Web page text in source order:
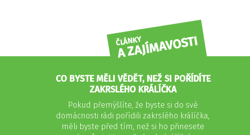
ČLÁNKY
A ZAJÍMAVOSTI
CO BYSTE MĚLI VĚDĚT, NEŽ SI POŘÍDÍTE
ZAKRSLÉHO KRÁLÍČKA
Pokud přemýšlíte, že byste si do své
domácnosti rádi pořídili zakrslého králíčka,
měli byste před tím, než si ho přinesete